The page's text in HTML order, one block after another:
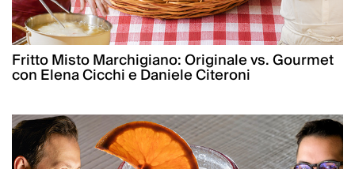
Fritto Misto Marchigiano: Originale vs. Gourmet
con Elena Cicchi e Daniele Citeroni